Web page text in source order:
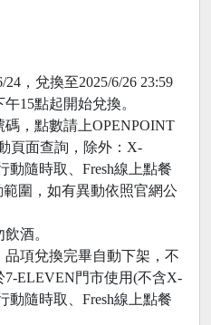
，兌換至2025/6/26 23:59
15點起開始兌換。
，點數請上OPENPOINT
頁面查詢，除外：X-
動隨時取、Fresh線上點餐
圍，如有異動依照官網公
酒。
項兌換完畢自動下架，不
7-ELEVEN門市使用(不含X-
動隨時取、Fresh線上點餐